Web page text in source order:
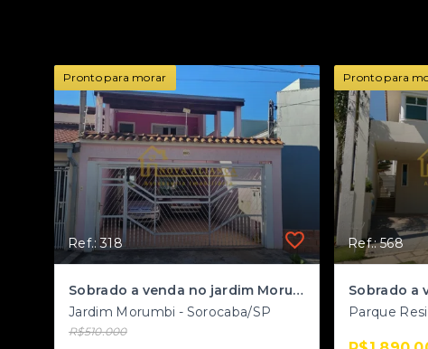
Pronto para morar
Ref.: 318
Sobrado a venda no jardim Morumbi
Jardim Morumbi - Sorocaba/SP
R$510.000
Pronto para
Ref.: 568